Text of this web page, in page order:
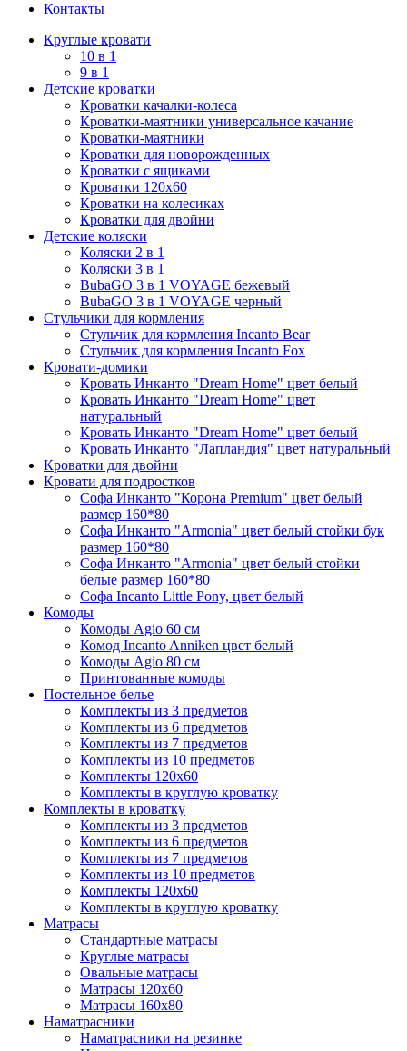
Контакты
Круглые кровати
10 в 1
9 в 1
Детские кроватки
Кроватки качалки-колеса
Кроватки-маятники универсальное качание
Кроватки-маятники
Кроватки для новорожденных
Кроватки с ящиками
Кроватки 120х60
Кроватки на колесиках
Кроватки для двойни
Детские коляски
Коляски 2 в 1
Коляски 3 в 1
BubaGO 3 в 1 VOYAGE бежевый
BubaGO 3 в 1 VOYAGE черный
Стульчики для кормления
Стульчик для кормления Incanto Bear
Стульчик для кормления Incanto Fox
Кровати-домики
Кровать Инканто "Dream Home" цвет белый
Кровать Инканто "Dream Home" цвет
натуральный
Кровать Инканто "Dream Home" цвет белый
Кровать Инканто "Лапландия" цвет натуральный
Кроватки для двойни
Кровати для подростков
Софа Инканто "Корона Premium" цвет белый
размер 160*80
Софа Инканто "Armonia" цвет белый стойки бук
размер 160*80
Софа Инканто "Armonia" цвет белый стойки
белые размер 160*80
Софа Incanto Little Pony, цвет белый
Комоды
Комоды Agio 60 см
Комод Incanto Anniken цвет белый
Комоды Agio 80 см
Принтованные комоды
Постельное белье
Комплекты из 3 предметов
Комплекты из 6 предметов
Комплекты из 7 предметов
Комплекты из 10 предметов
Комплекты 120х60
Комплекты в круглую кроватку
Комплекты в кроватку
Комплекты из 3 предметов
Комплекты из 6 предметов
Комплекты из 7 предметов
Комплекты из 10 предметов
Комплекты 120х60
Комплекты в круглую кроватку
Матрасы
Стандартные матрасы
Круглые матрасы
Овальные матрасы
Матрасы 120х60
Матрасы 160х80
Наматрасники
Наматрасники на резинке